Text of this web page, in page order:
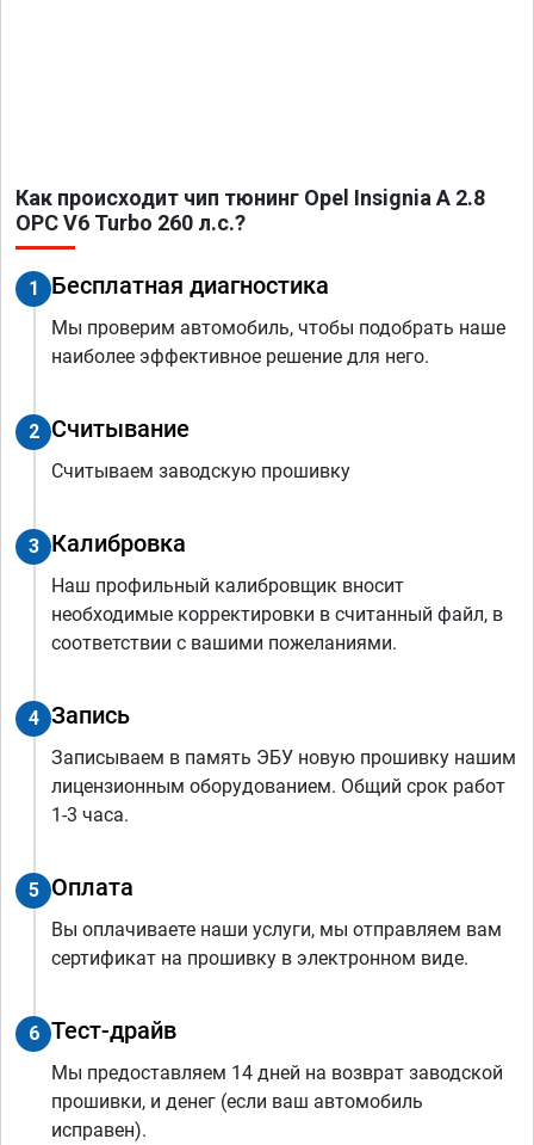
Как происходит чип тюнинг Opel Insignia A 2.8
OPC V6 Turbo 260 л.с.?
1 Бесплатная диагностика
Мы проверим автомобиль, чтобы подобрать наше
наиболее эффективное решение для него.
2 Считывание
Считываем заводскую прошивку
3 Калибровка
Наш профильный калибровщик вносит
необходимые корректировки в считанный файл, в
соответствии с вашими пожеланиями.
4 Запись
Записываем в память ЭБУ новую прошивку нашим
лицензионным оборудованием. Общий срок работ
1-3 часа.
5 Оплата
Вы оплачиваете наши услуги, мы отправляем вам
сертификат на прошивку в электронном виде.
6 Тест-драйв
Мы предоставляем 14 дней на возврат заводской
прошивки, и денег (если ваш автомобиль
исправен).